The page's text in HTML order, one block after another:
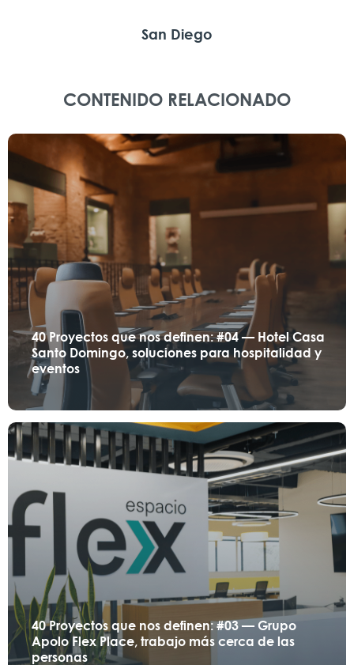
San Diego
CONTENIDO RELACIONADO
40 Proyectos que nos definen: #04 — Hotel Casa
Santo Domingo, soluciones para hospitalidad y
eventos
40 Proyectos que nos definen: #03 — Grupo
Apolo Flex Place, trabajo más cerca de las
personas